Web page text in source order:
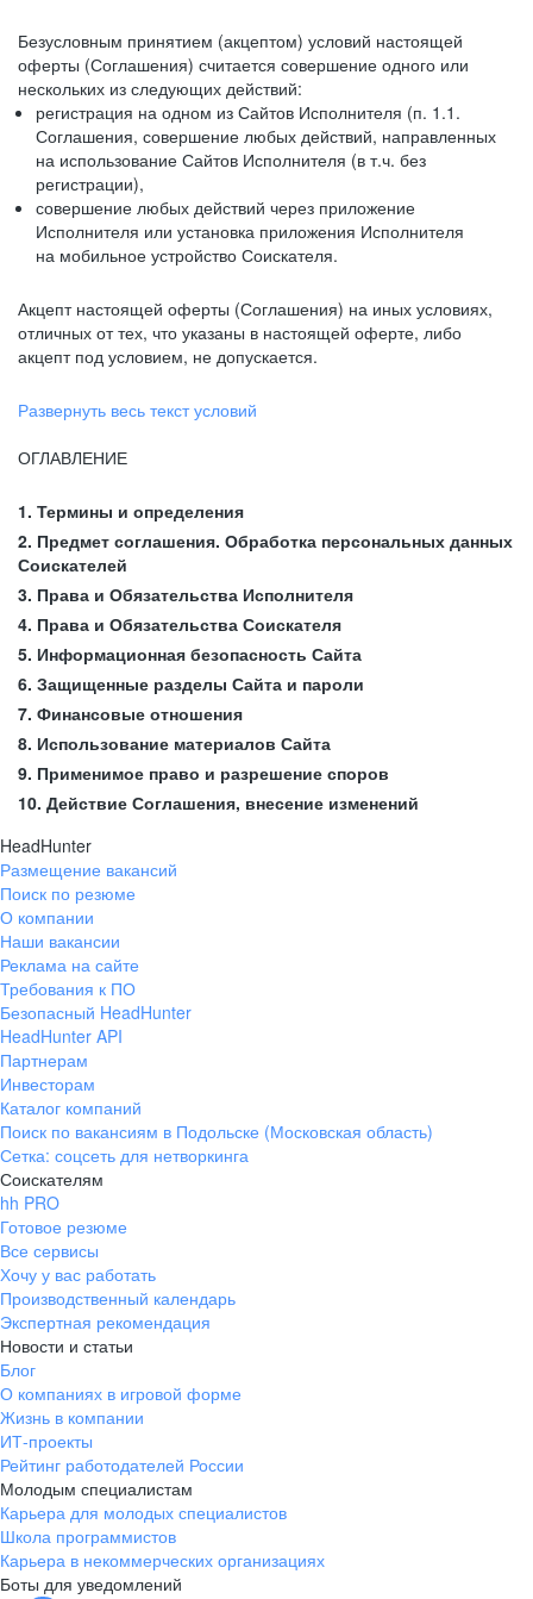
Безусловным принятием (акцептом) условий настоящей
оферты (Соглашения) считается совершение одного или
нескольких из следующих действий:
регистрация на одном из Сайтов Исполнителя (п. 1.1.
Соглашения, совершение любых действий, направленных
на использование Сайтов Исполнителя (в т.ч. без
регистрации),
совершение любых действий через приложение
Исполнителя или установка приложения Исполнителя
на мобильное устройство Соискателя.
Акцепт настоящей оферты (Соглашения) на иных условиях,
отличных от тех, что указаны в настоящей оферте, либо
акцепт под условием, не допускается.
Развернуть весь текст условий
ОГЛАВЛЕНИЕ
1. Термины и определения
2. Предмет соглашения. Обработка персональных данных
Соискателей
3. Права и Обязательства Исполнителя
4. Права и Обязательства Соискателя
5. Информационная безопасность Сайта
6. Защищенные разделы Сайта и пароли
7. Финансовые отношения
8. Использование материалов Сайта
9. Применимое право и разрешение споров
10. Действие Соглашения, внесение изменений
HeadHunter
Размещение вакансий
Поиск по резюме
О компании
Наши вакансии
Реклама на сайте
Требования к ПО
Безопасный HeadHunter
HeadHunter API
Партнерам
Инвесторам
Каталог компаний
Поиск по вакансиям в Подольске (Московская область)
Сетка: соцсеть для нетворкинга
Соискателям
hh PRO
Готовое резюме
Все сервисы
Хочу у вас работать
Производственный календарь
Экспертная рекомендация
Новости и статьи
Блог
О компаниях в игровой форме
Жизнь в компании
ИТ-проекты
Рейтинг работодателей России
Молодым специалистам
Карьера для молодых специалистов
Школа программистов
Карьера в некоммерческих организациях
Боты для уведомлений